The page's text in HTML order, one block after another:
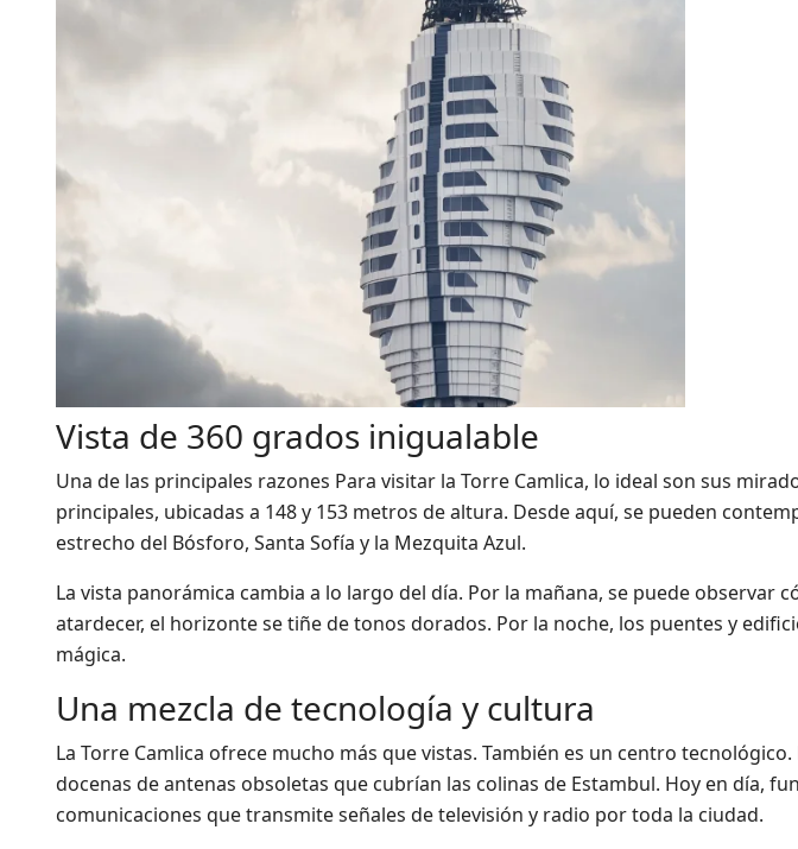
Vista de 360 grados inigualable
Una de las principales razones Para visitar la Torre Camlica, lo ideal son sus
principales, ubicadas a 148 y 153 metros de altura. Desde aquí, se pueden
estrecho del Bósforo, Santa Sofía y la Mezquita Azul.
La vista panorámica cambia a lo largo del día. Por la mañana, se puede observar
atardecer, el horizonte se tiñe de tonos dorados. Por la noche, los puentes y
mágica.
Una mezcla de tecnología y cultura
La Torre Camlica ofrece mucho más que vistas. También es un centro
docenas de antenas obsoletas que cubrían las colinas de Estambul. Hoy en día,
comunicaciones que transmite señales de televisión y radio por toda la ciudad.